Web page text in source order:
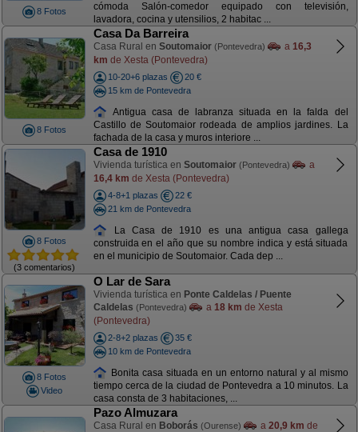
8 Fotos
cómoda Salón-comedor equipado con televisión,
lavadora, cocina y utensilios, 2 habitac ...
8 Fotos
Casa Da Barreira
Casa Rural en Soutomaior (Pontevedra) a 16,3
km de Xesta (Pontevedra)
10-20+6 plazas
20 €
15 km de Pontevedra
Antigua casa de labranza situada en la falda del
Castillo de Soutomaior rodeada de amplios jardines. La
fachada de la casa y muros interiore ...
8 Fotos
(3 comentarios)
Casa de 1910
Vivienda turística en Soutomaior (Pontevedra)
a
16,4 km de Xesta (Pontevedra)
4-8+1 plazas
22 €
21 km de Pontevedra
La Casa de 1910 es una antigua casa gallega
construida en el año que su nombre indica y está situada
en el municipio de Soutomaior. Cada dep ...
8 Fotos
Video
O Lar de Sara
Vivienda turística en Ponte Caldelas / Puente
Caldelas (Pontevedra) a 18 km de Xesta
(Pontevedra)
2-8+2 plazas
35 €
10 km de Pontevedra
Bonita casa situada en un entorno natural y al mismo
tiempo cerca de la ciudad de Pontevedra a 10 minutos. La
casa consta de 3 habitaciones, ...
Pazo Almuzara
Casa Rural en Boborás (Ourense) a 20,9 km de